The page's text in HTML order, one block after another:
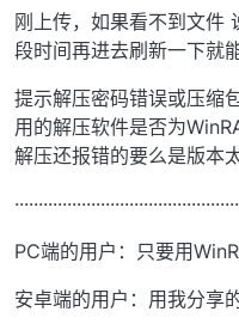
刚上传，如果看不到文件
段时间再进去刷新一下就
提示解压密码错误或压缩
用的解压软件是否为
解压还报错的要么是版本
PC端的用户：只要用
安卓端的用户：用我分享